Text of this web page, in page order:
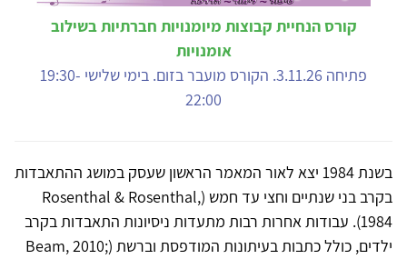
קורס הנחיית קבוצות מיומנויות חברתיות בשילוב
אומנויות
פתיחה 3.11.26. הקורס מועבר בזום. בימי שלישי 19:30-
22:00
בשנת 1984 יצא לאור המאמר הראשון שעסק במושג ההתאבדות
בקרב בני שנתיים וחצי עד חמש (Rosenthal & Rosenthal,
1984). עבודות אחרות רבות מתעדות ניסיונות התאבדות בקרב
ילדים, כולל כתבות בעיתונות המודפסת וברשת (Beam, 2010;